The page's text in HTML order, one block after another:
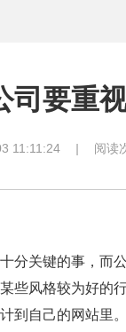
司要重
11:11:24 | 阅读
关键的事，而公
些风格较为好的
到自己的网站里